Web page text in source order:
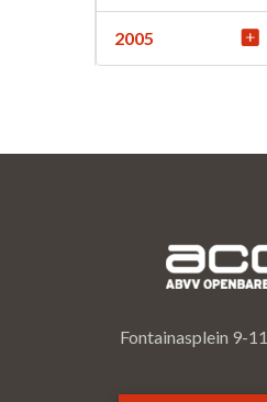
2005
Fontainasplein 9-